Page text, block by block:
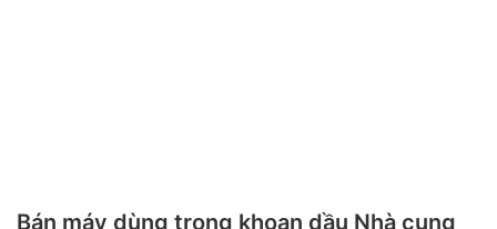
Bán máy dùng trong khoan dầu Nhà cung